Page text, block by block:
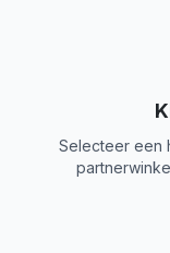
Selecteer een